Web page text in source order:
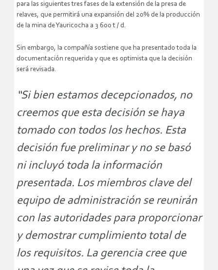
para las siguientes tres fases de la extensión de la presa de
relaves, que permitirá una expansión del 20% de la producción
de la mina de Yauricocha a 3 600 t / d.
Sin embargo, la compañía sostiene que ha presentado toda la
documentación requerida y que es optimista que la decisión
será revisada.
“Si bien estamos decepcionados, no
creemos que esta decisión se haya
tomado con todos los hechos. Esta
decisión fue preliminar y no se basó
ni incluyó toda la información
presentada. Los miembros clave del
equipo de administración se reunirán
con las autoridades para proporcionar
y demostrar cumplimiento total de
los requisitos. La gerencia cree que